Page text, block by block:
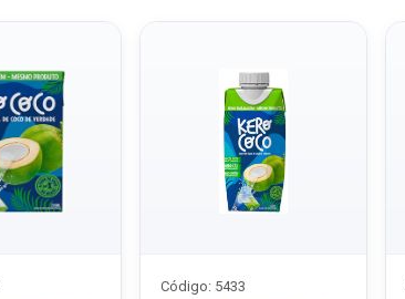
Código: 5433